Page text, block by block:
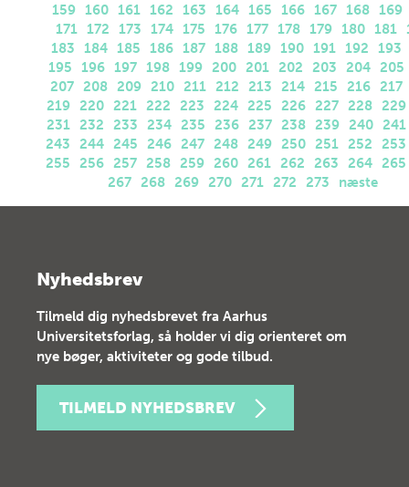
159 160 161 162 163 164 165 166 167 168 169
171 172 173 174 175 176 177 178 179 180 181
183
184 185 186 187 188 189 190 191 192
193
195
196 197 198 199 200 201 202 203 204 205
207 208 209 210 211 212 213 214 215 216 217
219 220 221 222 223 224 225 226 227 228 229
231 232 233 234 235 236 237 238 239 240 241
243
244 245 246 247 248 249 250 251 252
253
255
256 257 258 259 260 261 262 263 264 265
267 268 269 270 271 272 273 næste
Nyhedsbrev
Tilmeld dig nyhedsbrevet fra Aarhus
Universitetsforlag, så holder vi dig orienteret om
nye bøger, aktiviteter og gode tilbud.
TILMELD NYHEDSBREV